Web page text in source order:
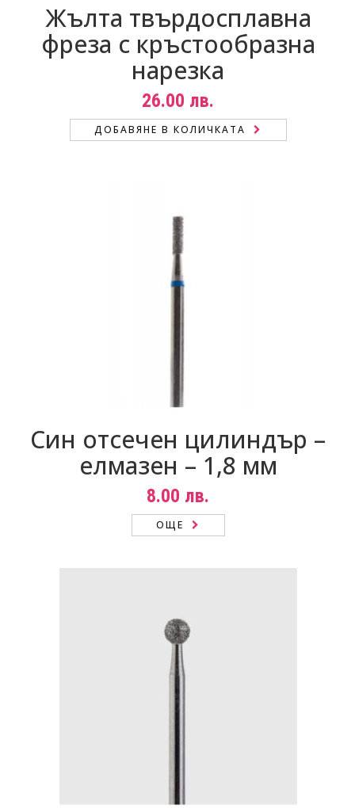
Жълта твърдосплавна
фреза с кръстообразна
нарезка
26.00 лв.
ДОБАВЯНЕ В КОЛИЧКАТА
Син отсечен цилиндър –
елмазен – 1,8 мм
8.00 лв.
ОЩЕ